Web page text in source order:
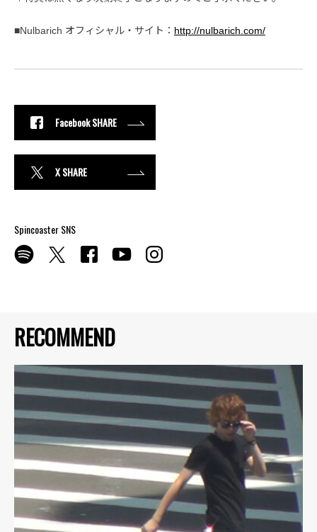
RECOMMEND
■Nulbarich オフィシャル・サイト： http://nulbarich.com/
Facebook SHARE
X SHARE
Spincoaster SNS